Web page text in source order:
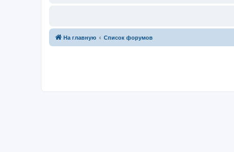
На главную Список форумов